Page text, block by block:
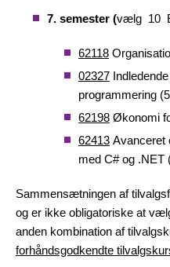
7. semester (vælg 10
62118
02327
programmering
62198 Økonomi
62413 Avanceret
med C# og .NET
Sammensætningen af
og er ikke obligatoriske at
anden kombination af
forhåndsgodkendte